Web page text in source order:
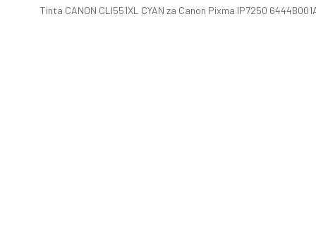
Tinta CANON CLI551XL CYAN za Canon Pixma IP7250